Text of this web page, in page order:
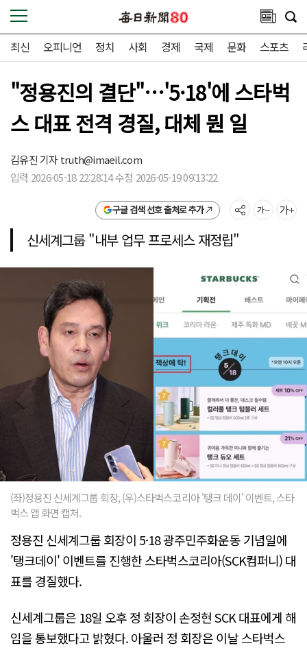
최신 오피니언 정치 사회 경제 국제 문화 스포츠
"정용진의 결단"…'5·18'에 스타벅
스 대표 전격 경질, 대체 뭔 일
김유진 기자truth@imaeil.com
입력 2026-05-18 22:28:14 수정 2026-05-19 09:13:22
구글 검색 선호 출처로 추가
신세계그룹 "내부 업무 프로세스 재정립"
(좌)정용진 신세계그룹 회장, (우)스타벅스코리아 '탱크 데이' 이벤트, 스타
벅스 앱 화면 캡처.
정용진 신세계그룹 회장이 5·18 광주민주화운동 기념일에
'탱크데이' 이벤트를 진행한 스타벅스코리아(SCK컴퍼니) 대
표를 경질했다.
신세계그룹은 18일 오후 정 회장이 손정현 SCK 대표에게 해
임을 통보했다고 밝혔다. 아울러 정 회장은 이날 스타벅스